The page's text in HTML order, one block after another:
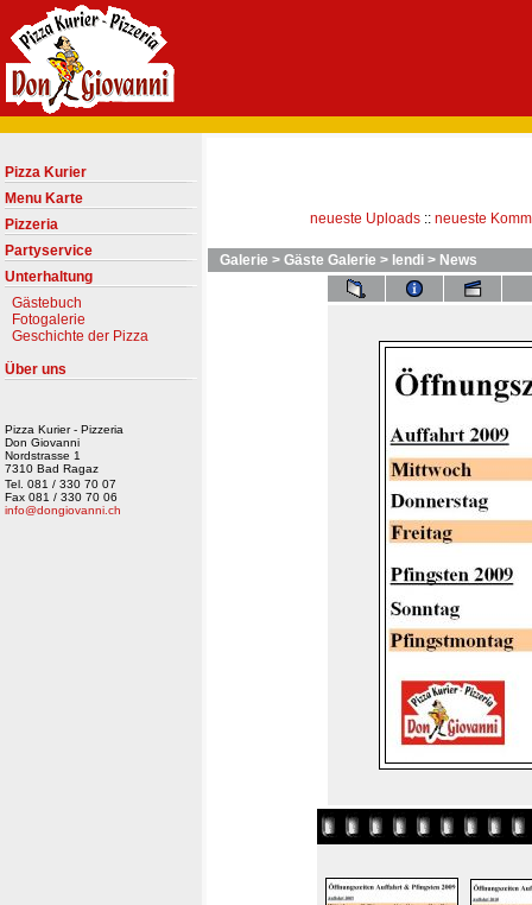
neueste Uploads :: neueste
Galerie > Gäste Galerie > lendi > News
Pizza Kurier
Menu Karte
Pizzeria
Partyservice
Unterhaltung
Gästebuch
Fotogalerie
Geschichte der Pizza
Über uns
Pizza Kurier - Pizzeria
Don Giovanni
Nordstrasse 1
7310 Bad Ragaz
Tel. 081 / 330 70 07
Fax 081 / 330 70 06
info@dongiovanni.ch